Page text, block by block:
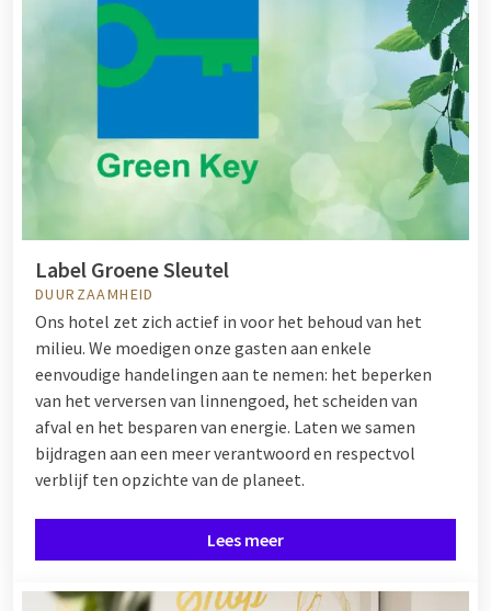
Label Groene Sleutel
DUURZAAMHEID
Ons hotel zet zich actief in voor het behoud van het
milieu. We moedigen onze gasten aan enkele
eenvoudige handelingen aan te nemen: het beperken
van het verversen van linnengoed, het scheiden van
afval en het besparen van energie. Laten we samen
bijdragen aan een meer verantwoord en respectvol
verblijf ten opzichte van de planeet.
Lees meer